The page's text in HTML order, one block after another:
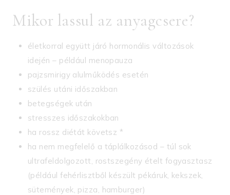
Mikor lassul az anyagcsere?
életkorral együtt járó hormonális változások
idején – például menopauza
pajzsmirigy alulműködés esetén
szülés utáni időszakban
betegségek után
stresszes időszakokban
ha rossz diétát követsz *
ha nem megfelelő a táplálkozásod – túl sok
ultrafeldolgozott, rostszegény ételt fogyasztasz
(például fehérlisztből készült pékáruk, kekszek,
sütemények, pizza, hamburger)